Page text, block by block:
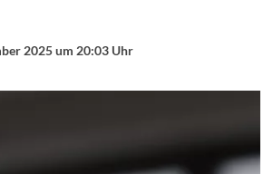
2025 um 20:03 Uhr